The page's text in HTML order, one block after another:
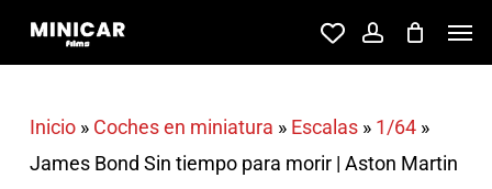
Skip
content
account
Inicio» Coches en miniatura » Escalas» 1/64»
James Bond Sin tiempo para morir | Aston Martin